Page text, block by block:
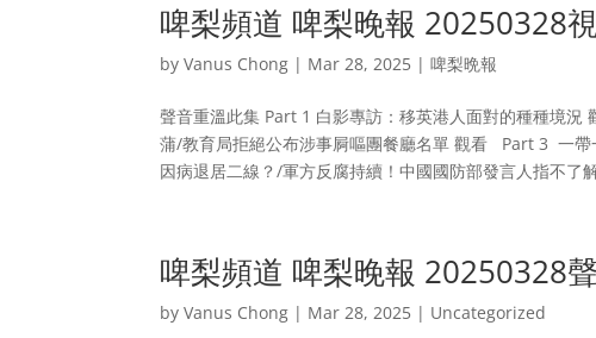
啤梨頻道 啤梨晚報 20250328
byVanus Chong | Mar 28, 2025 |啤梨晩報
聲音重溫此集 Part 1 白影專訪：移英港人面對的種種境
蒲/教育局拒絕公布涉事屙嘔團餐廳名單 觀看 Part 3 一
因病退居二線？/軍方反腐持續！中國國防部發言人指不
啤梨頻道 啤梨晚報 20250328
byVanus Chong | Mar 28, 2025 | Uncategorized